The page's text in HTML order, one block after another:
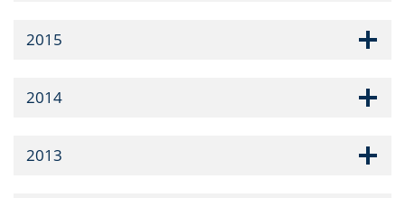
2015
2014
2013